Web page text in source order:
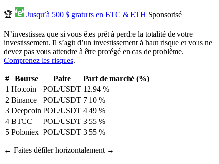
🏆 Jusqu’à 500 $ gratuits en BTC & ETH Sponsorisé
N’investissez que si vous êtes prêt à perdre la totalité de votre
investissement. Il s’agit d’un investissement à haut risque et vous ne
devez pas vous attendre à être protégé en cas de problème.
Comprenez les risques.
# Bourse Paire
Part de marché (%)
1 Hotcoin POL/USDT 12.94 %
2 Binance POL/USDT 7.10 %
3 Deepcoin POL/USDT 4.49 %
4 BTCC POL/USDT 3.55 %
5 Poloniex POL/USDT 3.55 %
← Faites défiler horizontalement →